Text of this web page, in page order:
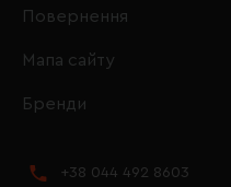
Повернення
Мапа сайту
Бренди
+38 044 492 8603